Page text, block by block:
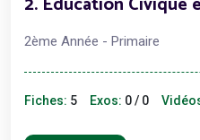
2ème Année - Primaire
Fiches: 5 Exos: 0 / 0